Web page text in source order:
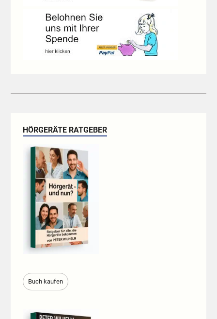
HÖRGERÄTE RATGEBER
Buch kaufen